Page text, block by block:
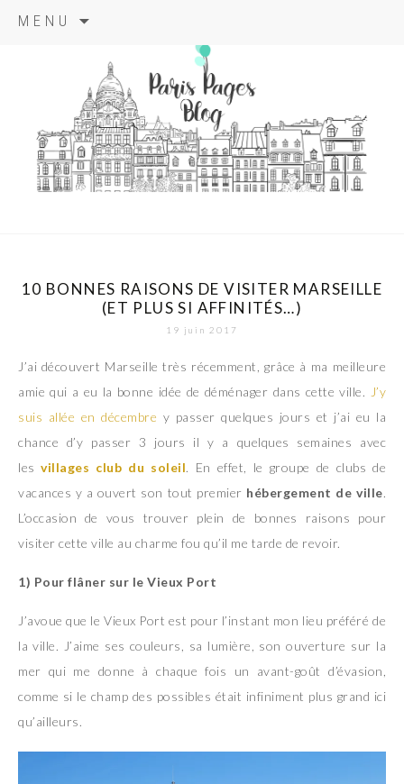
MENU
principal
paris pages
blog
10 BONNES RAISONS DE VISITER MARSEILLE
(ET PLUS SI AFFINITÉS…)
19 juin 2017
J’ai découvert Marseille très récemment, grâce à ma meilleure
amie qui a eu la bonne idée de déménager dans cette ville. J’y
suis allée en décembre y passer quelques jours et j’ai eu la
chance d’y passer 3 jours il y a quelques semaines avec
lesvillages club du soleil. En effet, le groupe de clubs de
vacances y a ouvert son tout premier hébergement de ville.
L’occasion de vous trouver plein de bonnes raisons pour
visiter cette ville au charme fou qu’il me tarde de revoir.
1) Pour flâner sur le Vieux Port
J’avoue que le Vieux Port est pour l’instant mon lieu préféré de
la ville. J’aime ses couleurs, sa lumière, son ouverture sur la
mer qui me donne à chaque fois un avant-goût d’évasion,
comme si le champ des possibles était infiniment plus grand ici
qu’ailleurs.